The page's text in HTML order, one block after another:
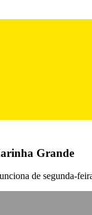
Grande
de segunda-